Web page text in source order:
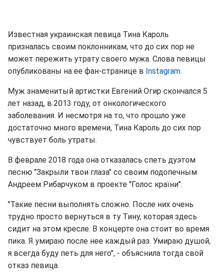
Известная украинская певица Тина Кароль
призналась своим поклонникам, что до сих пор не
может пережить утрату своего мужа. Слова певицы
опубликованы на ее фан-странице в Instagram.
Муж знаменитый артистки Евгений Огир скончался 5
лет назад, в 2013 году, от онкологического
заболевания. И несмотря на то, что прошло уже
достаточно много времени, Тина Кароль до сих пор
чувствует боль утраты.
В феврале 2018 года она отказалась спеть дуэтом
песню "Закрыли твои глаза" со своим подопечным
Андреем Рибарчуком в проекте "Голос країни".
"Такие песни выполнять сложно. После них очень
трудно просто вернуться в ту Тину, которая здесь
сидит на этом кресле. В концерте она стоит во время
пика. Я умираю после нее каждый раз. Умираю душой,
я всегда буду петь для него", - объяснила тогда свой
отказ певица.